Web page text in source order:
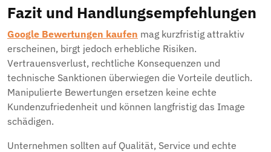
Fazit und Handlungsempfehlungen
Google Bewertungen kaufen mag kurzfristig attraktiv
erscheinen, birgt jedoch erhebliche Risiken.
Vertrauensverlust, rechtliche Konsequenzen und
technische Sanktionen überwiegen die Vorteile deutlich.
Manipulierte Bewertungen ersetzen keine echte
Kundenzufriedenheit und können langfristig das Image
schädigen.
Unternehmen sollten auf Qualität, Service und echte